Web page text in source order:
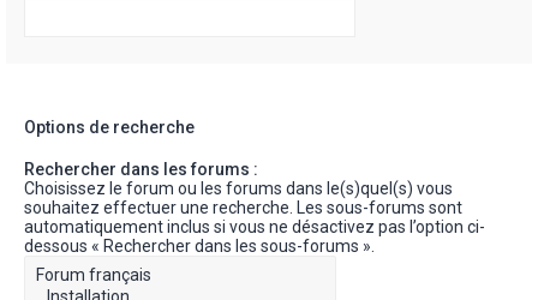
Options de recherche
Rechercher dans les forums :
Choisissez le forum ou les forums dans le(s)quel(s) vous
souhaitez effectuer une recherche. Les sous-forums sont
automatiquement inclus si vous ne désactivez pas l’option ci-
dessous « Rechercher dans les sous-forums ».